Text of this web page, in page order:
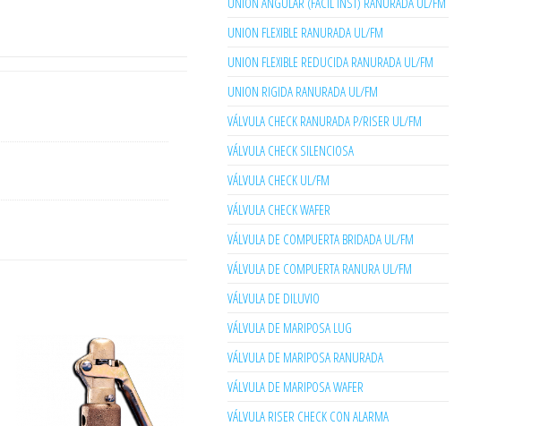
UNION FLEXIBLE RANURADA UL/FM
UNION FLEXIBLE REDUCIDA RANURADA UL/FM
UNION RIGIDA RANURADA UL/FM
VÁLVULA CHECK RANURADA P/RISER UL/FM
VÁLVULA CHECK SILENCIOSA
VÁLVULA CHECK UL/FM
VÁLVULA CHECK WAFER
VÁLVULA DE COMPUERTA BRIDADA UL/FM
VÁLVULA DE COMPUERTA RANURA UL/FM
VÁLVULA DE DILUVIO
VÁLVULA DE MARIPOSA LUG
VÁLVULA DE MARIPOSA RANURADA
VÁLVULA DE MARIPOSA WAFER
VÁLVULA RISER CHECK CON ALARMA